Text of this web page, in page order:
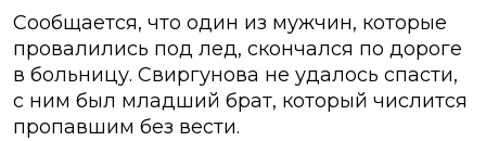
Сообщается, что один из мужчин, которые
провалились под лед, скончался по дороге
в больницу. Свиргунова не удалось спасти,
с ним был младший брат, который числится
пропавшим без вести.